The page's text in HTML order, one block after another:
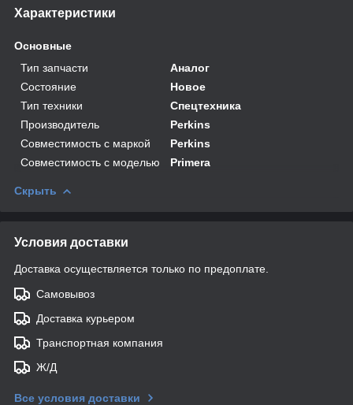
Характеристики
Основные
Тип запчасти
Аналог
Состояние
Новое
Тип техники
Спецтехника
Производитель
Perkins
Совместимость с маркой
Perkins
Совместимость с моделью
Primera
Скрыть
Условия доставки
Доставка осуществляется только по предоплате.
Самовывоз
Доставка курьером
Транспортная компания
Ж/Д
Все условия доставки